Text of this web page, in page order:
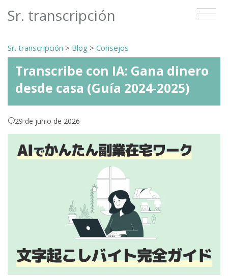
Sr. transcripción
Sr. transcripción > Blog > Consejos
Transcribe con IA: Gana dinero
desde casa (Guía 2024-2025)
29 de junio de 2026